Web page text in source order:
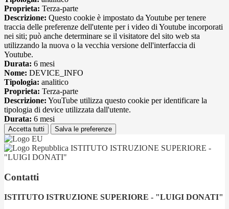
Proprieta: Terza-parte
Descrizione: Questo cookie è impostato da Youtube per tenere
traccia delle preferenze dell'utente per i video di Youtube incorporati
nei siti; può anche determinare se il visitatore del sito web sta
utilizzando la nuova o la vecchia versione dell'interfaccia di
Youtube.
Durata: 6 mesi
Nome: DEVICE_INFO
Tipologia: analitico
Proprieta: Terza-parte
Descrizione: YouTube utilizza questo cookie per identificare la
tipologia di device utilizzata dall'utente.
Durata: 6 mesi
Accetta tutti Salva le preferenze
ISTITUTO ISTRUZIONE SUPERIORE -
"LUIGI DONATI"
Contatti
ISTITUTO ISTRUZIONE SUPERIORE - "LUIGI DONATI"